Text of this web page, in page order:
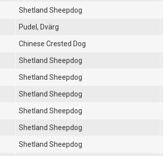
Shetland Sheepdog
Pudel, Dvärg
Chinese Crested Dog
Shetland Sheepdog
Shetland Sheepdog
Shetland Sheepdog
Shetland Sheepdog
Shetland Sheepdog
Shetland Sheepdog